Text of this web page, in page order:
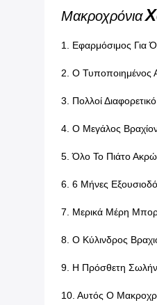
Μακροχρόνια
1. Εφαρμόσιμος Για
2. Ο Τυποποιημένος
3. Πολλοί
4. Ο Μεγάλος
5. Όλο Το Πιάτο
6. 6 Μήνες
7. Μερικά Μέρη
8. Ο Κύλινδρος
9. Η Πρόσθετη
10. Αυτός Ο